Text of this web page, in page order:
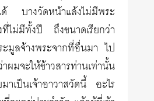
ด้ บางวัดหน้าแล้งไม่มีพระ
ไม่มีทั้งปี ถึงขนาดเรียกว่า
มูลจ้างพระจากที่อื่นมา ไป
มจะให้ข้าวสารท่านเท่านั้น
เป็นเจ้าอาวาสวัดนี้ อะไร